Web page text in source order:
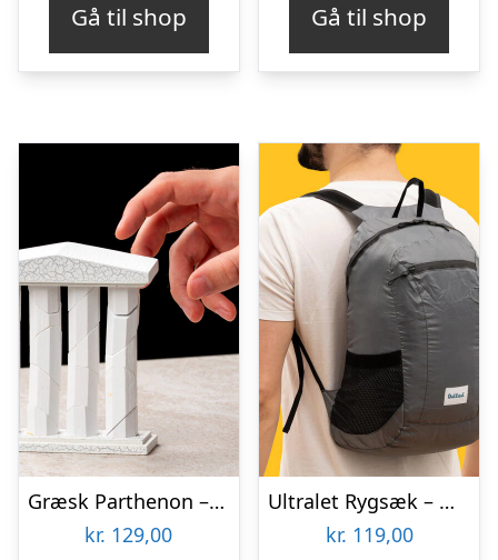
Gå til shop Gå til shop
Græsk Parthenon – Træpuslespil
kr. 129,00
Ultralet Rygsæk – Outlust
kr. 119,00